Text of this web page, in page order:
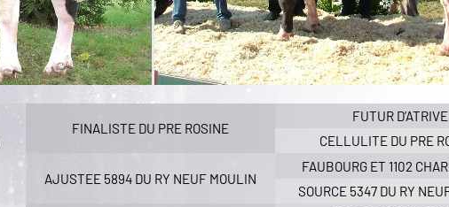
FINALISTE DU PRE ROSINE
AJUSTEE 5894 DU RY NEUF MOULIN
FUTUR D’ATRIVE
CELLULITE DU PRE
FAUBOURG ET 1102
SOURCE 5347 DU RY